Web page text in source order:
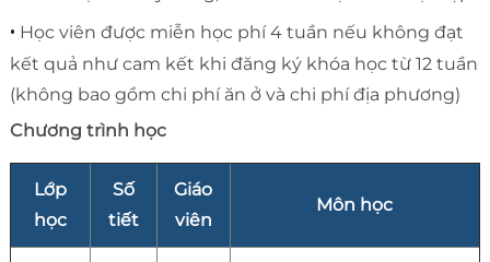
• Học viên được miễn học phí 4 tuần nếu không đạt
kết quả như cam kết khi đăng ký khóa học từ 12 tuần
(không bao gồm chi phí ăn ở và chi phí địa phương)
Chương trình học
Lớp
học
Số
tiết
Giáo
viên
Môn học